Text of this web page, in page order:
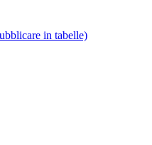
in tabelle)